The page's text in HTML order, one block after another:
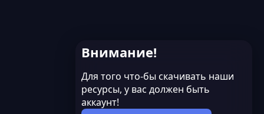
Внимание!
Для того что-бы скачивать наши
ресурсы, у вас должен быть
аккаунт!